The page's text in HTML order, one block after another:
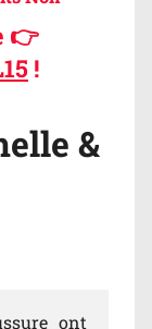
👉
!
&
ont